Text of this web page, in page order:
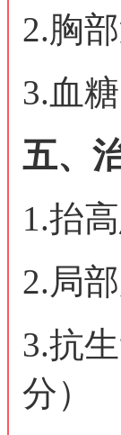
2.胸
3.血
五、
1.抬
2.局
3.抗
分）